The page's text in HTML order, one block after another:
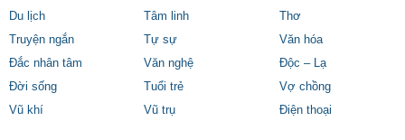
Du lịch
Tâm linh
Thơ
Truyện ngắn
Tự sự
Văn hóa
Đắc nhân tâm
Văn nghệ
Độc – Lạ
Đời sống
Tuổi trẻ
Vợ chồng
Vũ khí
Vũ trụ Điện thoại